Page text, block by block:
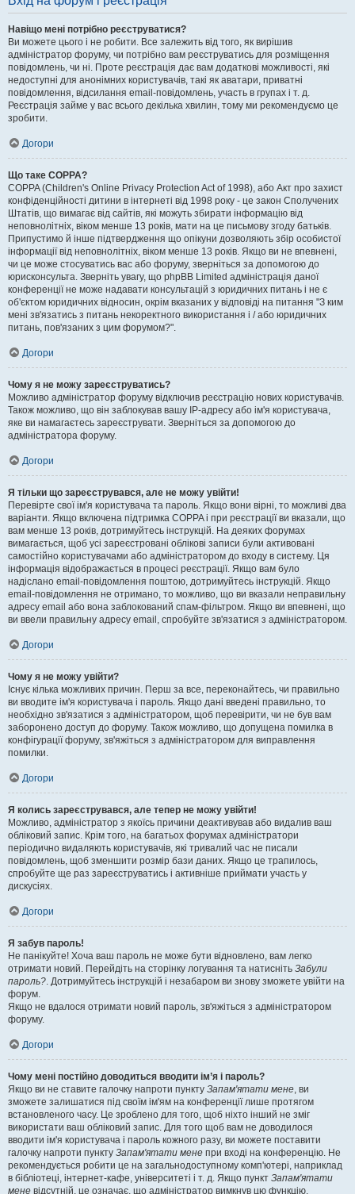
Навіщо мені потрібно реєструватися?
Ви можете цього і не робити. Все залежить від того, як вирішив
адміністратор форуму, чи потрібно вам реєструватись для розміщення
повідомлень, чи ні. Проте реєстрація дає вам додаткові можливості, які
недоступні для анонімних користувачів, такі як аватари, приватні
повідомлення, відсилання email-повідомлень, участь в групах і т. д.
Реєстрація займе у вас всього декілька хвилин, тому ми рекомендуємо це
зробити.
Догори
Що таке COPPA?
COPPA (Children's Online Privacy Protection Act of 1998), або Акт про захист
конфіденційності дитини в інтернеті від 1998 року - це закон Сполучених
Штатів, що вимагає від сайтів, які можуть збирати інформацію від
неповнолітніх, віком менше 13 років, мати на це письмову згоду батьків.
Припустимо й інше підтвердження що опікуни дозволяють збір особистої
інформації від неповнолітніх, віком менше 13 років. Якщо ви не впевнені,
чи це може стосуватись вас або форуму, зверніться за допомогою до
юрисконсульта. Зверніть увагу, що phpBB Limited адміністрація даної
конференції не може надавати консультацій з юридичних питань і не є
об'єктом юридичних відносин, окрім вказаних у відповіді на питання "З ким
мені зв'язатись з питань некоректного використання і / або юридичних
питань, пов'язаних з цим форумом?".
Догори
Чому я не можу зареєструватись?
Можливо адміністратор форуму відключив реєстрацію нових користувачів.
Також можливо, що він заблокував вашу IP-адресу або ім'я користувача,
яке ви намагаєтесь зареєструвати. Зверніться за допомогою до
адміністратора форуму.
Догори
Я тільки що зареєструвався, але не можу увійти!
Перевірте свої ім'я користувача та пароль. Якщо вони вірні, то можливі два
варіанти. Якщо включена підтримка COPPA і при реєстрації ви вказали, що
вам менше 13 років, дотримуйтесь інструкцій. На деяких форумах
вимагається, щоб усі зареєстровані облікові записи були активовані
самостійно користувачами або адміністратором до входу в систему. Ця
інформація відображається в процесі реєстрації. Якщо вам було
надіслано email-повідомлення поштою, дотримуйтесь інструкцій. Якщо
email-повідомлення не отримано, то можливо, що ви вказали неправильну
адресу email або вона заблокований спам-фільтром. Якщо ви впевнені, що
ви ввели правильну адресу email, спробуйте зв'язатися з адміністратором.
Догори
Чому я не можу увійти?
Існує кілька можливих причин. Перш за все, переконайтесь, чи правильно
ви вводите ім'я користувача і пароль. Якщо дані введені правильно, то
необхідно зв'язатися з адміністратором, щоб перевірити, чи не був вам
заборонено доступ до форуму. Також можливо, що допущена помилка в
конфігурації форуму, зв'яжіться з адміністратором для виправлення
помилки.
Догори
Я колись зареєструвався, але тепер не можу увійти!
Можливо, адміністратор з якоїсь причини деактивував або видалив ваш
обліковий запис. Крім того, на багатьох форумах адміністратори
періодично видаляють користувачів, які тривалий час не писали
повідомлень, щоб зменшити розмір бази даних. Якщо це трапилось,
спробуйте ще раз зареєструватись і активніше приймати участь у
дискусіях.
Догори
Я забув пароль!
Не панікуйте! Хоча ваш пароль не може бути відновлено, вам легко
отримати новий. Перейдіть на сторінку логування та натисніть Забули
пароль?. Дотримуйтесь інструкцій і незабаром ви знову зможете увійти на
форум.
Якщо не вдалося отримати новий пароль, зв'яжіться з адміністратором
форуму.
Догори
Чому мені постійно доводиться вводити ім’я і пароль?
Якщо ви не ставите галочку напроти пункту Запам'ятати мене, ви
зможете залишатися під своїм ім'ям на конференції лише протягом
встановленого часу. Це зроблено для того, щоб ніхто інший не зміг
використати ваш обліковий запис. Для того щоб вам не доводилося
вводити ім'я користувача і пароль кожного разу, ви можете поставити
галочку напроти пункту Запам'ятати мене при вході на конференцію. Не
рекомендується робити це на загальнодоступному комп'ютері, наприклад
в бібліотеці, інтернет-кафе, університеті і т. д. Якщо пункт Запам'ятати
мене відсутній, це означає, що адміністратор вимкнув цю функцію.